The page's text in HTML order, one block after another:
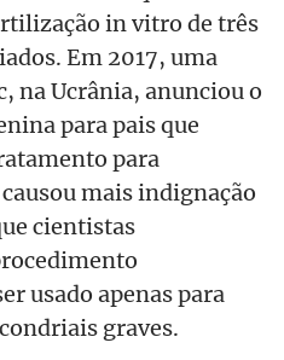
in vitro de três
Em 2017, uma
na Ucrânia, anunciou o
para pais que
para
mais indignação
cientistas
usado apenas para
graves.